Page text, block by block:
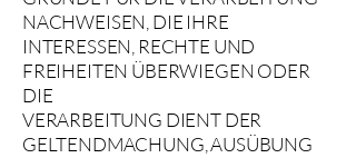
NACHWEISEN, DIE IHRE
INTERESSEN, RECHTE UND
FREIHEITEN ÜBERWIEGEN ODER
DIE
VERARBEITUNG DIENT DER
GELTENDMACHUNG, AUSÜBUNG